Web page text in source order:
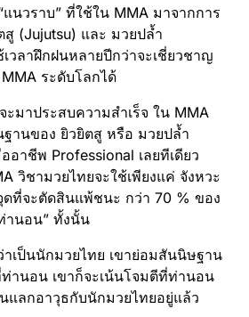
แนวราบ” ที่ใช้ใน MMA มาจากการ
(Jujutsu) และ มวยปล้ำ
วลาฝึกฝนหลายปีกว่าจะเชี่ยวชาญ
ระดับโลกได้
มาประสบความสำเร็จ ใน MMA
านของ ยิวยิตสู หรือ มวยปล้ำ
อาชีพ Professional เลยทีเดียว
วิชามวยไทยจะใช้เพียงแค่ จังหวะ
ที่จะตัดสินแพ้ชนะ กว่า 70 % ของ
านอน” ทั้งนั้น
เป็นนักมวยไทย เขาย่อมสันนิษฐาน
านอน เขาก็จะเน้นโจมตีที่ท่านอน
แลกอาวุธกับนักมวยไทยอยู่แล้ว